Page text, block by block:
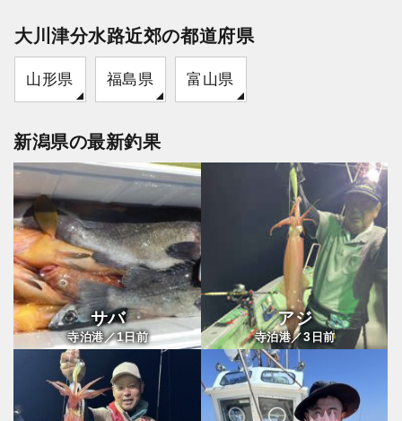
大川津分水路近郊の都道府県
山形県 福島県 富山県
新潟県の最新釣果
サバ
寺泊港／1日前
アジ
寺泊港／3 日前